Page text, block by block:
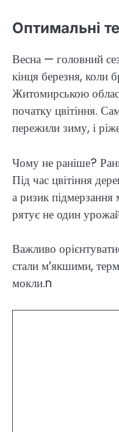
Оптимальні
Весна — головний
кінця березня, коли
Житомирською
початку цвітіння.
пережили зиму, і
Чому не раніше?
Під час цвітіння
а ризик
рятує не один
Важливо
стали м’якшими,
мокли.n